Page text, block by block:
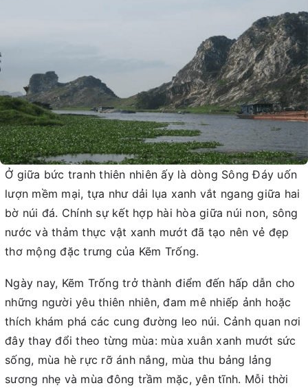
Ở giữa bức tranh thiên nhiên ấy là dòng Sông Đáy uốn
lượn mềm mại, tựa như dải lụa xanh vắt ngang giữa hai
bờ núi đá. Chính sự kết hợp hài hòa giữa núi non, sông
nước và thảm thực vật xanh mướt đã tạo nên vẻ đẹp
thơ mộng đặc trưng của Kẽm Trống.
Ngày nay, Kẽm Trống trở thành điểm đến hấp dẫn cho
những người yêu thiên nhiên, đam mê nhiếp ảnh hoặc
thích khám phá các cung đường leo núi. Cảnh quan nơi
đây thay đổi theo từng mùa: mùa xuân xanh mướt sức
sống, mùa hè rực rỡ ánh nắng, mùa thu bảng lảng
sương nhẹ và mùa đông trầm mặc, yên tĩnh. Mỗi thời